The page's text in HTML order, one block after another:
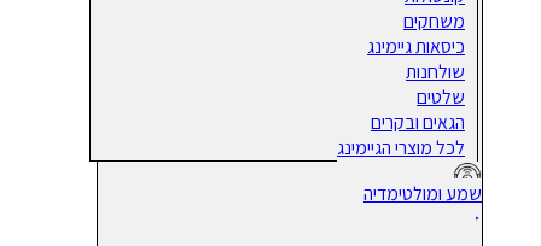
משחקים
כיסאות גיימינג
שולחנות
שלטים
הגאים ובקרים
לכל מוצרי הגיימינג
שמע ומולטימדיה